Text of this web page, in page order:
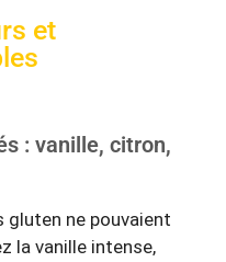
et
: vanille, citron,
gluten ne pouvaient
la vanille intense,